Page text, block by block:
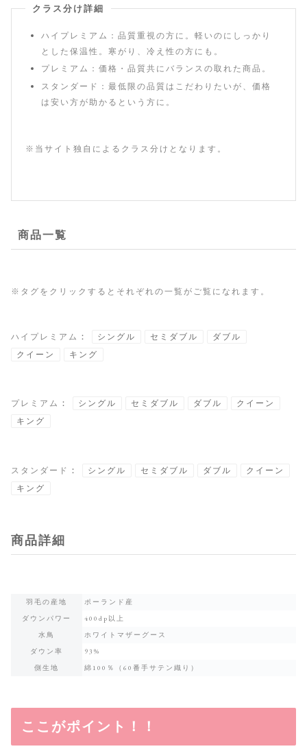
クラス分け詳細
ハイプレミアム：品質重視の方に。軽いのにしっかり
とした保温性。寒がり、冷え性の方にも。
プレミアム：価格・品質共にバランスの取れた商品。
スタンダード：最低限の品質はこだわりたいが、価格
は安い方が助かるという方に。
※当サイト独自によるクラス分けとなります。
商品一覧
※タグをクリックするとそれぞれの一覧がご覧になれます。
ハイプレミアム ： シングル セミダブル
ダブル
クイーン
キング
プレミアム ： シングル セミダブル ダブル
クイーン
キング
スタンダード ： シングル セミダブル ダブル
クイーン
キング
商品詳細
羽毛の産地
ポーランド産
ダウンパワー
400dp以上
水鳥
ホワイトマザーグース
ダウン率
93%
側生地
綿100％（60番手サテン織り）
ここがポイント！！